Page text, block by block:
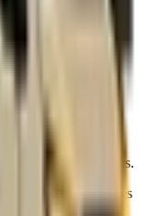
: une
se démocratise.
simplifie le processus.
pour des véhicules